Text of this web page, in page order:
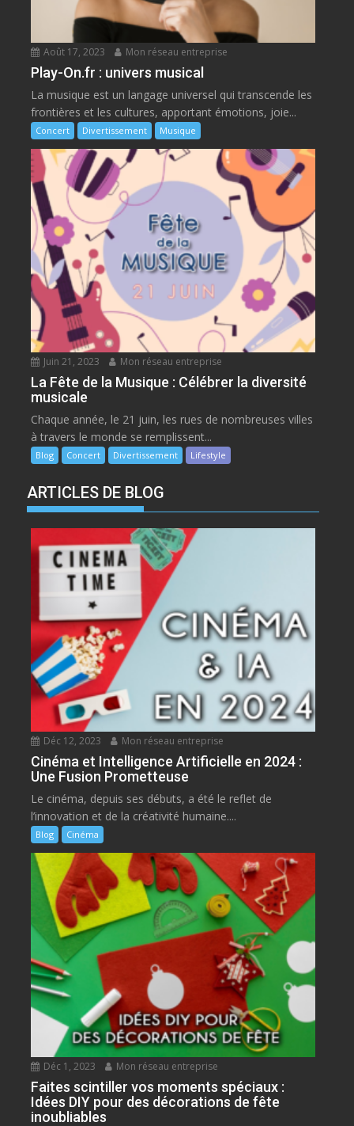
Août 17, 2023 Mon réseau entreprise
Play-On.fr : univers musical
La musique est un langage universel qui transcende les
frontières et les cultures, apportant émotions, joie...
Concert Divertissement Musique
Juin 21, 2023 Mon réseau entreprise
La Fête de la Musique : Célébrer la diversité
musicale
Chaque année, le 21 juin, les rues de nombreuses villes
à travers le monde se remplissent...
Blog Concert Divertissement Lifestyle
ARTICLES DE BLOG
Déc 12, 2023 Mon réseau entreprise
Cinéma et Intelligence Artificielle en 2024 :
Une Fusion Prometteuse
Le cinéma, depuis ses débuts, a été le reflet de
l’innovation et de la créativité humaine....
Blog Cinéma
Déc 1, 2023 Mon réseau entreprise
Faites scintiller vos moments spéciaux :
Idées DIY pour des décorations de fête
inoubliables